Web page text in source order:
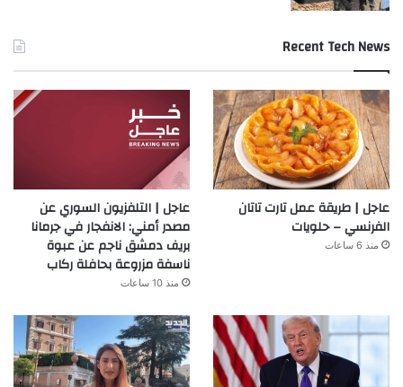
Recent Tech News
عاجل | طريقة عمل تارت تاتان
الفرنسي – حلويات
منذ 6 ساعات
عاجل | التلفزيون السوري عن
مصدر أمني: الانفجار في جرمانا
بريف دمشق ناجم عن عبوة
ناسفة مزروعة بحافلة ركاب
منذ 10 ساعات